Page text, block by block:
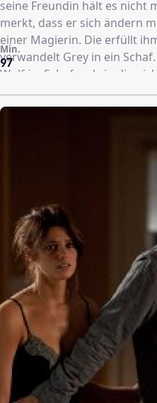
seine Freundin hält es nicht
merkt, dass er sich ändern
einer Magierin. Die erfüllt
verwandelt Grey in ein
Wolf im Schafspelz in die
Schafkolonie eingliedern,
zurückzuverwandeln und
97
Min.